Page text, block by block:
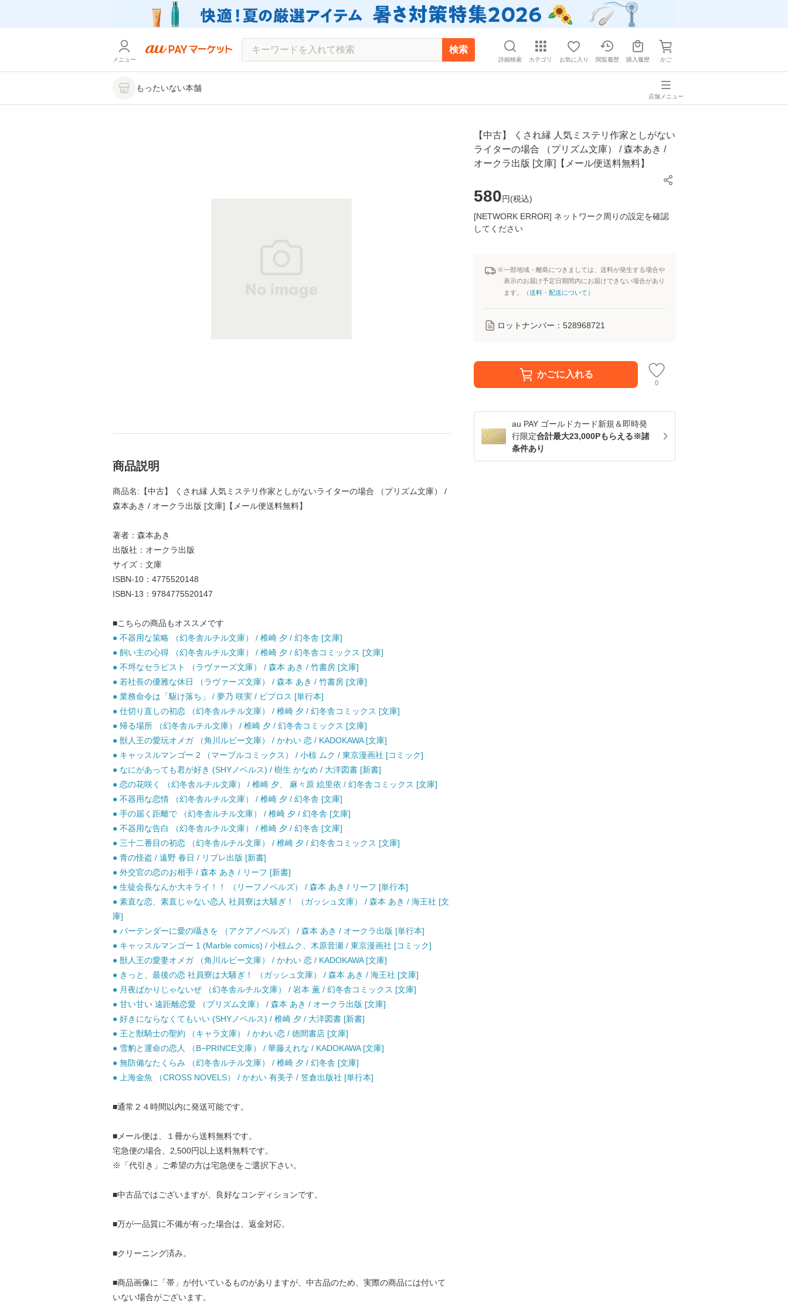
メニュー
検索
詳細検索 カテゴリ お気に入り 閲覧履歴 購入履歴 かご
もったいない本舗
店舗メニュー
【中古】 くされ縁 人気ミステリ作家としがない
ライターの場合 （プリズム文庫） / 森本あき /
オークラ出版 [文庫]【メール便送料無料】
580円(税込)
[NETWORK ERROR] ネットワーク周りの設定を確認
してください
※一部地域・離島につきましては、送料が発生する場合や
表示のお届け予定日期間内にお届けできない場合があり
ます。（送料・配送について ）
ロットナンバー： 528968721
かごに入れる
0
au PAY ゴールドカード新規＆即時発
行限定合計最大23,000Pもらえる※諸
条件あり
商品説明
商品名:【中古】 くされ縁 人気ミステリ作家としがないライターの場合 （プリズム文庫） /
森本あき / オークラ出版 [文庫]【メール便送料無料】
著者：森本あき
出版社：オークラ出版
サイズ：文庫
ISBN-10：4775520148
ISBN-13：9784775520147
■こちらの商品もオススメです
● 不器用な策略 （幻冬舎ルチル文庫） / 椎崎 夕 / 幻冬舎 [文庫]
● 飼い主の心得 （幻冬舎ルチル文庫） / 椎崎 夕 / 幻冬舎コミックス [文庫]
● 不埒なセラピスト （ラヴァーズ文庫） / 森本 あき / 竹書房 [文庫]
● 若社長の優雅な休日 （ラヴァーズ文庫） / 森本 あき / 竹書房 [文庫]
● 業務命令は「駆け落ち」 / 夢乃 咲実 / ビブロス [単行本]
● 仕切り直しの初恋 （幻冬舎ルチル文庫） / 椎崎 夕 / 幻冬舎コミックス [文庫]
● 帰る場所 （幻冬舎ルチル文庫） / 椎崎 夕 / 幻冬舎コミックス [文庫]
● 獣人王の愛玩オメガ （角川ルビー文庫） / かわい 恋 / KADOKAWA [文庫]
● キャッスルマンゴー 2 （マーブルコミックス） / 小椋 ムク / 東京漫画社 [コミック]
● なにがあっても君が好き (SHYノベルス) / 樹生 かなめ / 大洋図書 [新書]
● 恋の花咲く （幻冬舎ルチル文庫） / 椎崎 夕、 麻々原 絵里依 / 幻冬舎コミックス [文庫]
● 不器用な恋情 （幻冬舎ルチル文庫） / 椎崎 夕 / 幻冬舎 [文庫]
● 手の届く距離で （幻冬舎ルチル文庫） / 椎崎 夕 / 幻冬舎 [文庫]
● 不器用な告白 （幻冬舎ルチル文庫） / 椎崎 夕 / 幻冬舎 [文庫]
● 三十二番目の初恋 （幻冬舎ルチル文庫） / 椎崎 夕 / 幻冬舎コミックス [文庫]
● 青の怪盗 / 遠野 春日 / リブレ出版 [新書]
● 外交官の恋のお相手 / 森本 あき / リーフ [新書]
● 生徒会長なんか大キライ！！ （リーフノベルズ） / 森本 あき / リーフ [単行本]
● 素直な恋、素直じゃない恋人 社員寮は大騒ぎ！ （ガッシュ文庫） / 森本 あき / 海王社 [文
庫]
● バーテンダーに愛の囁きを （アクアノベルズ） / 森本 あき / オークラ出版 [単行本]
● キャッスルマンゴー 1 (Marble comics) / 小椋ムク、木原音瀬 / 東京漫画社 [コミック]
● 獣人王の愛妻オメガ （角川ルビー文庫） / かわい 恋 / KADOKAWA [文庫]
● きっと、最後の恋 社員寮は大騒ぎ！ （ガッシュ文庫） / 森本 あき / 海王社 [文庫]
● 月夜ばかりじゃないぜ （幻冬舎ルチル文庫） / 岩本 薫 / 幻冬舎コミックス [文庫]
● 甘い甘い 遠距離恋愛 （プリズム文庫） / 森本 あき / オークラ出版 [文庫]
● 好きにならなくてもいい (SHYノベルス) / 椎崎 夕 / 大洋図書 [新書]
● 王と獣騎士の聖約 （キャラ文庫） / かわい恋 / 徳間書店 [文庫]
● 雪豹と運命の恋人 （B−PRINCE文庫） / 華藤えれな / KADOKAWA [文庫]
● 無防備なたくらみ （幻冬舎ルチル文庫） / 椎崎 夕 / 幻冬舎 [文庫]
● 上海金魚 （CROSS NOVELS） / かわい 有美子 / 笠倉出版社 [単行本]
■通常２４時間以内に発送可能です。
■メール便は、１冊から送料無料です。
宅急便の場合、2,500円以上送料無料です。
※「代引き」ご希望の方は宅急便をご選択下さい。
■中古品ではございますが、良好なコンディションです。
■万が一品質に不備が有った場合は、返金対応。
■クリーニング済み。
■商品画像に「帯」が付いているものがありますが、中古品のため、実際の商品には付いて
いない場合がございます。